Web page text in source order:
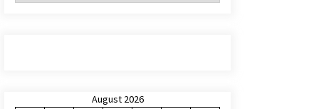
August 2026